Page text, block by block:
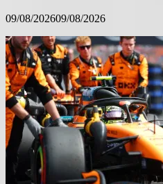
09/08/202609/08/2026